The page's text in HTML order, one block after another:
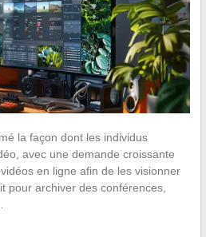
la façon dont les individus
avec une demande croissante
en ligne afin de les visionner
pour archiver des conférences,